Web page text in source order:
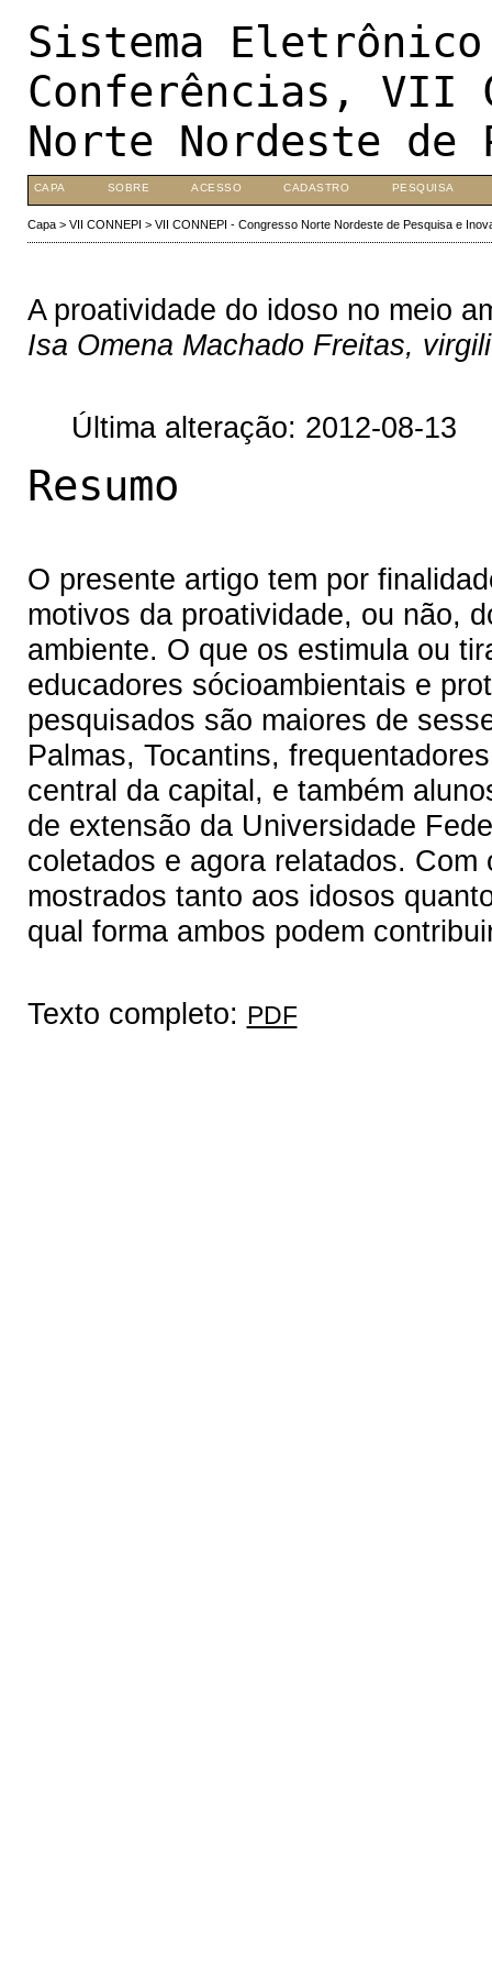
Sistema
Conferências, VII
Norte Nordeste de
CAPA SOBRE ACESSO CADASTRO PESQUISA
Capa> VII CONNEPI > VII CONNEPI - Congresso Norte Nordeste de Pesquisa e
A proatividade do idoso no meio
Isa Omena Machado Freitas,
Última alteração: 2012-08-13
Resumo
O presente artigo tem por
motivos da proatividade, ou não,
ambiente. O que os estimula ou
educadores sócioambientais e
pesquisados são maiores de
Palmas, Tocantins,
central da capital, e também
de extensão da Universidade
coletados e agora relatados.
mostrados tanto aos idosos
qual forma ambos podem
Texto completo: PDF